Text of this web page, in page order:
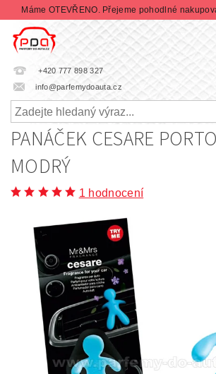
Máme OTEVŘENO. Přejeme pohodlné
+420 777 898 327
info@parfemydoauta.cz
PANÁČEK CESARE
MODRÝ
1 hodnocení